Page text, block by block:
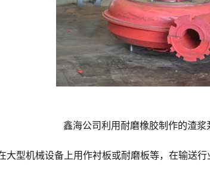
鑫海公司利用耐磨橡胶制作的渣
大型机械设备上用作衬板或耐磨板等，在输送